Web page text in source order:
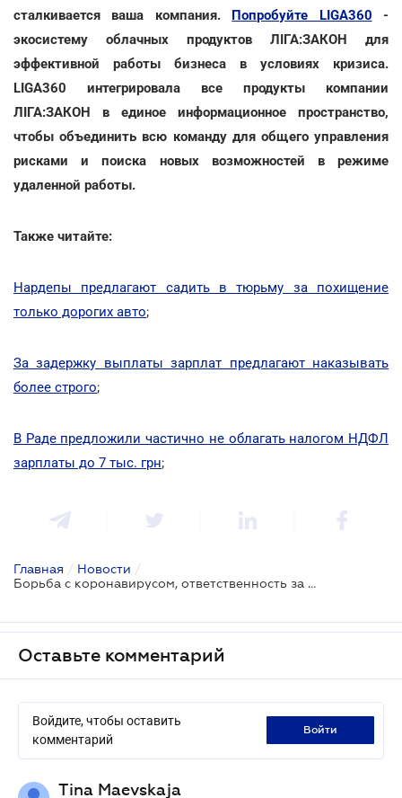
сталкивается ваша компания. Попробуйте LIGA360 -
экосистему облачных продуктов ЛІГА:ЗАКОН для
эффективной работы бизнеса в условиях кризиса.
LIGA360 интегрировала все продукты компании
ЛІГА:ЗАКОН в единое информационное пространство,
чтобы объединить всю команду для общего управления
рисками и поиска новых возможностей в режиме
удаленной работы.
Также читайте:
Нардепы предлагают садить в тюрьму за похищение
только дорогих авто;
За задержку выплаты зарплат предлагают наказывать
более строго;
В Раде предложили частично не облагать налогом НДФЛ
зарплаты до 7 тыс. грн;
Главная / Новости /
Борьба с коронавирусом, ответственность за пожары: ВР соберется на внеочередное заседание
Оставьте комментарий
Войдите, чтобы оставить
комментарий
войти
Tina Maevskaja